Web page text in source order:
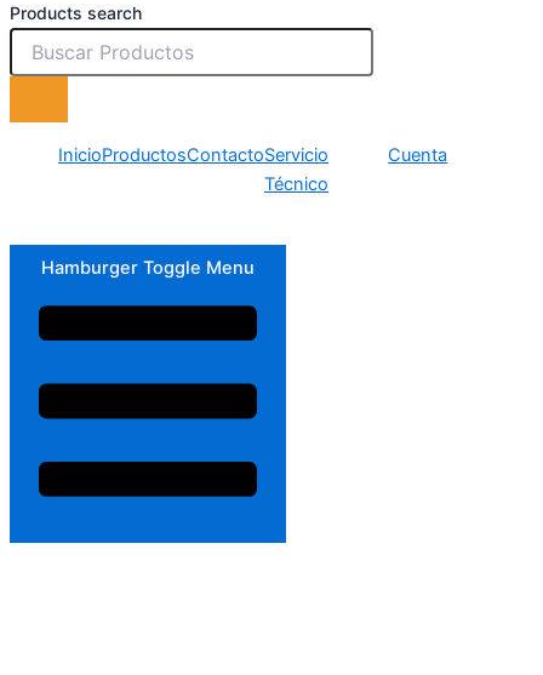
Products search
InicioProductosContactoServicio
Técnico
Cuenta
Hamburger Toggle Menu